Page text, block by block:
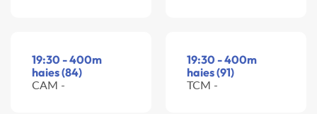
19:30 - 400m
haies (84)
CAM -
19:30 - 400m
haies (91)
TCM -